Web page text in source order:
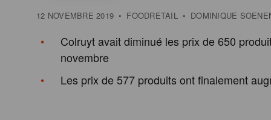
12 NOVEMBRE 2019 • FOODRETAIL • DOMINIQUE
Colruyt avait diminué les prix de 650
novembre
Les prix de 577 produits ont finalement